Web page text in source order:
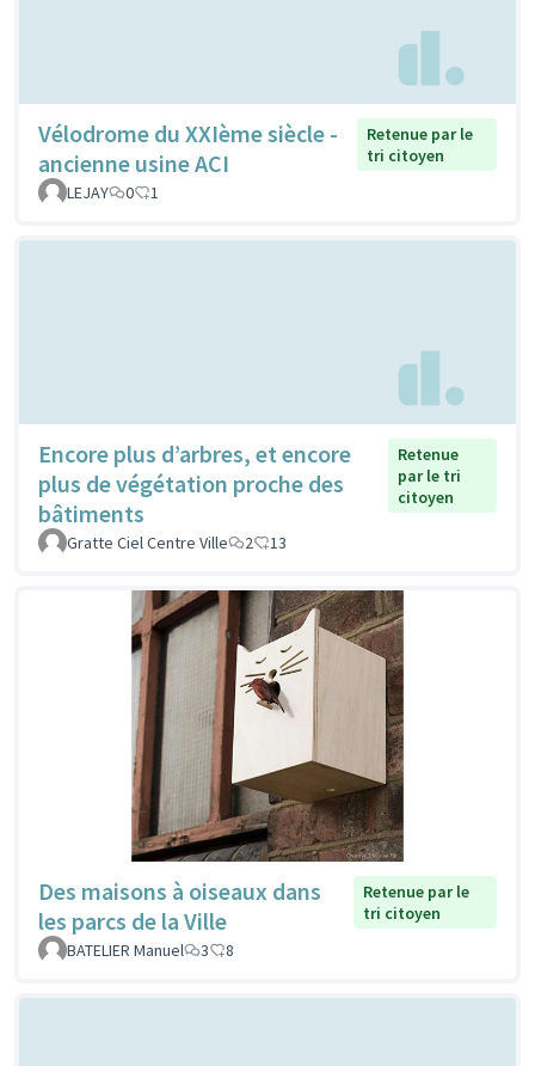
Vélodrome du XXIème siècle -
ancienne usine ACI
Retenue par le
tri citoyen
LEJAY
0 1
Encore plus d’arbres, et encore
plus de végétation proche des
bâtiments
Retenue
par le tri
citoyen
Gratte Ciel Centre Ville 2 13
Des maisons à oiseaux dans
les parcs de la Ville
Retenue par le
tri citoyen
BATELIER Manuel
3 8